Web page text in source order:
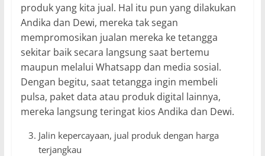
produk yang kita jual. Hal itu pun yang dilakukan
Andika dan Dewi, mereka tak segan
mempromosikan jualan mereka ke tetangga
sekitar baik secara langsung saat bertemu
maupun melalui Whatsapp dan media sosial.
Dengan begitu, saat tetangga ingin membeli
pulsa, paket data atau produk digital lainnya,
mereka langsung teringat kios Andika dan Dewi.
Jalin kepercayaan, jual produk dengan harga
terjangkau